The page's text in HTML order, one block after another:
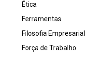
Ética
Ferramentas
Filosofia Empresarial
Força de Trabalho